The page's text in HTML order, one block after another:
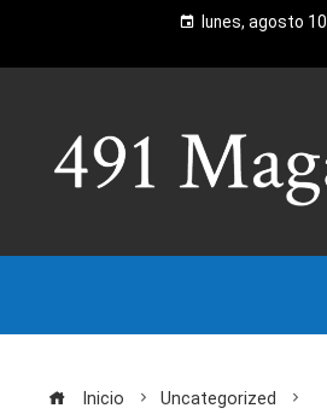
lunes, agosto 10
Inicio
Uncategorized